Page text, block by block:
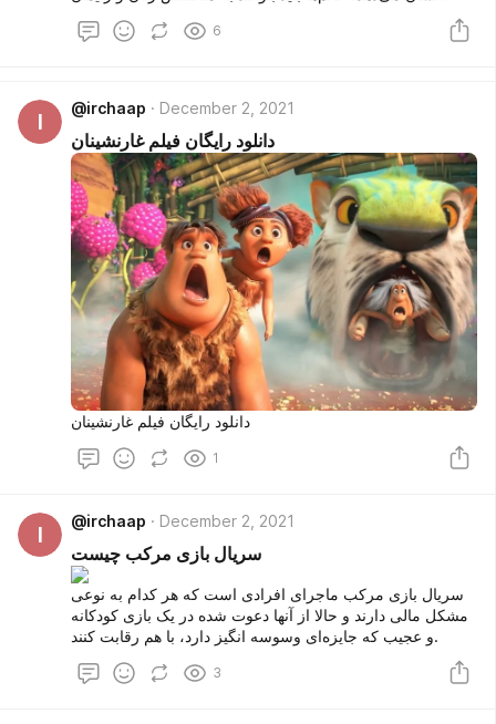
مراجعه کنند. همچنین روند مادر شدن در خانم‌ها به گونه‌ای است
که در آن دوران باید به بهترین دکتر جراح و متخصص زنان و
مطالب جالب توجهی را بیان کنیم.
6
I
@irchaap December 2, 2021
دانلود رایگان فیلم غارنشینان
دانلود رایگان فیلم غارنشینان
1
I
@irchaap December 2, 2021
سریال بازی مرکب چیست
سریال بازی مرکب ماجرای افرادی است که هر کدام به نوعی
مشکل مالی دارند و حالا از آنها دعوت شده در یک بازی کودکانه
و عجیب که جایزه‌ای وسوسه انگیز دارد، با هم رقابت کنند.
3